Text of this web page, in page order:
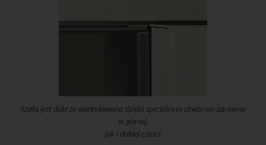
Szafa jest dobrze wentylowana dzięki specjalnym otworom zarówno
w górnej,
jak i dolnej części.